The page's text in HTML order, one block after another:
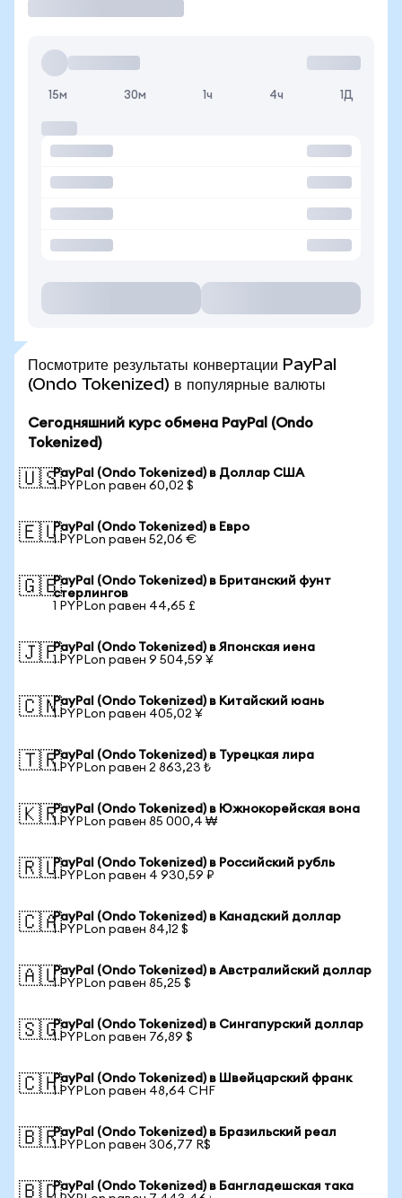
15м 30м 1ч 4ч 1Д
Посмотрите результаты конвертации PayPal
(Ondo Tokenized) в популярные валюты
Сегодняшний курс обмена PayPal (Ondo
Tokenized)
🇺🇸PayPal (Ondo Tokenized) в Доллар США
1 PYPLon равен 60,02 $
🇪🇺PayPal (Ondo Tokenized) в Евро
1 PYPLon равен 52,06 €
🇬🇧PayPal (Ondo Tokenized) в Британский фунт
стерлингов
1 PYPLon равен 44,65 £
🇯🇵PayPal (Ondo Tokenized) в Японская иена
1 PYPLon равен 9 504,59 ¥
🇨🇳PayPal (Ondo Tokenized) в Китайский юань
1 PYPLon равен 405,02 ¥
🇹🇷PayPal (Ondo Tokenized) в Турецкая лира
1 PYPLon равен 2 863,23 ₺
🇰🇷PayPal (Ondo Tokenized) в Южнокорейская вона
1 PYPLon равен 85 000,4 ₩
🇷🇺PayPal (Ondo Tokenized) в Российский рубль
1 PYPLon равен 4 930,59 ₽
🇨🇦PayPal (Ondo Tokenized) в Канадский доллар
1 PYPLon равен 84,12 $
🇦🇺PayPal (Ondo Tokenized) в Австралийский доллар
1 PYPLon равен 85,25 $
🇸🇬PayPal (Ondo Tokenized) в Сингапурский доллар
1 PYPLon равен 76,89 $
🇨🇭PayPal (Ondo Tokenized) в Швейцарский франк
1 PYPLon равен 48,64 CHF
🇧🇷PayPal (Ondo Tokenized) в Бразильский реал
1 PYPLon равен 306,77 R$
🇧🇩PayPal (Ondo Tokenized) в Бангладешская така